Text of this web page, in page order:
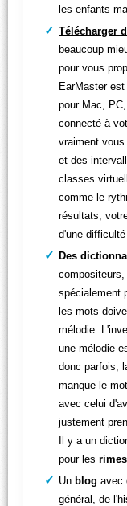
les enfants
Télécharger
beaucoup
pour vous
EarMaster
pour Mac,
connecté à
vraiment
et des
classes
comme le
résultats,
d'une
Des
spécialement
les mots
mélodie.
une mélodie
donc parfois,
manque le
avec celui
justement
Il y a un
pour les
Un blog avec
général, de